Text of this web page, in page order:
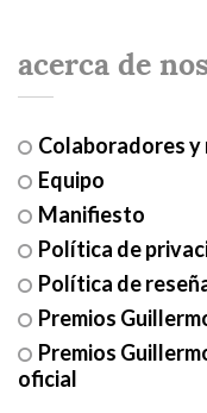
acerca de
Colaboradores y
Equipo
Manifiesto
Política de
Política de
Premios
Premios
oficial